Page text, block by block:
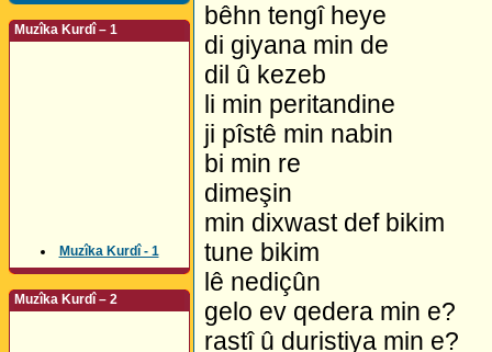
Muzîka Kurdî – 1
Muzîka Kurdî - 1
Muzîka Kurdî – 2
bêhn tengî heye
di giyana min de
dil û kezeb
li min peritandine
ji pîstê min nabin
bi min re
dimeşin
min dixwast def bikim
tune bikim
lê nediçûn
gelo ev qedera min e?
rastî û duristiya min e?